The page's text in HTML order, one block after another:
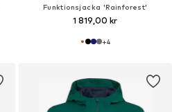
Funktionsjacka 'Rainforest'
1 819,00 kr
+4